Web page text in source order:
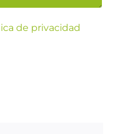
de privacidad